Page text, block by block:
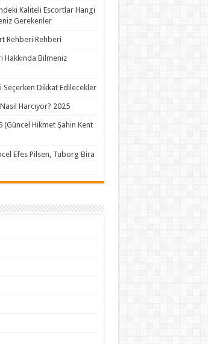
Kaliteli Escortlar Hangi
Gerekenler
Rehberi Rehberi
Bilmeniz
Seçerken Dikkat Edilecekler
Harcıyor? 2025
(Güncel Hikmet Şahin Kent
Efes Pilsen, Tuborg Bira